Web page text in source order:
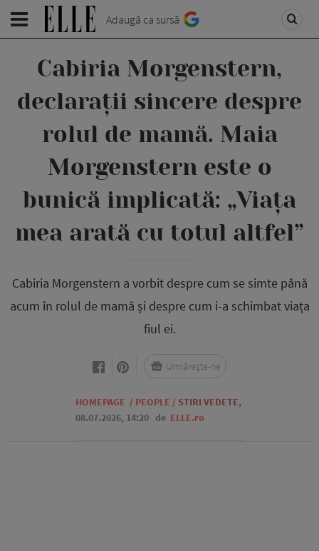
Adaugă ca sursă
Cabiria Morgenstern,
declarații sincere despre
rolul de mamă. Maia
Morgenstern este o
bunică implicată: „Viața
mea arată cu totul altfel”
Cabiria Morgenstern a vorbit despre cum se simte până
acum în rolul de mamă și despre cum i-a schimbat viața
fiul ei.
HOMEPAGE / PEOPLE / STIRI VEDETE,
08.07.2026, 14:20 de ELLE.ro
Urmărește-ne